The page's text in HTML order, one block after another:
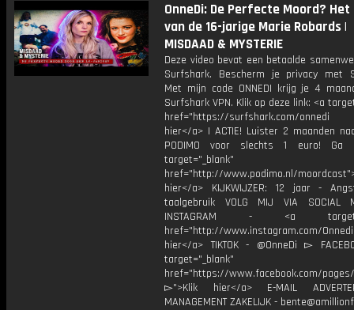
OnneDi: De Perfecte Moord? Het
van de 16-jarige Marie Robards |
MISDAAD & MYSTERIE
Deze video bevat een betaalde
Surfshark. Bescherm je privacy met
Met mijn code ONNEDI krijg je 4
Surfshark VPN. Klik op deze link: <a
href="https://surfshark.com/onnedi
hier</a> | ACTIE! Luister 2 maanden
PODIMO voor slechts 1 euro! Ga
target="_blank"
href="http://www.podimo.nl/
hier</a> KIJKWIJZER: 12 jaar -
taalgebruik VOLG MIJ VIA SOCIAL
INSTAGRAM - <a
href="http://www.instagram.com/
hier</a> TIKTOK - @OnneDi ▻
target="_blank"
href="https://www.facebook.com/pages/
▻">Klik hier</a> E-MAIL
MANAGEMENT ZAKELIJK -